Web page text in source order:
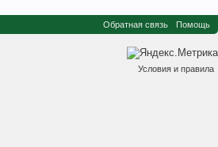
Обратная связь Помощь
Условия и правила